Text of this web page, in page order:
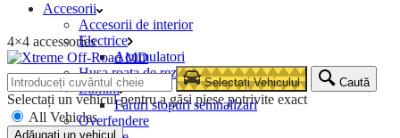
Accesorii
Accesorii de interior
Electrice
Acumulatori
Husa roata de rezerva
Lumini
Faruri stopuri semnalizari
Overfendere
4×4 accessories
Selectați Vehiculul Caută
Selectați un vehicul pentru a găsi piese potrivite exact
All Vehicles
Adăugați un vehicul